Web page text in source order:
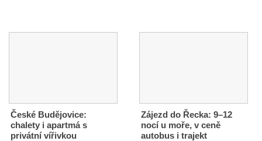
České Budějovice:
chalety i apartmá s
privátní vířivkou
Zájezd do Řecka: 9–12
nocí u moře, v ceně
autobus i trajekt